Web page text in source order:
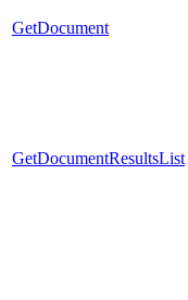
GetDocument
GetDocumentResultsList